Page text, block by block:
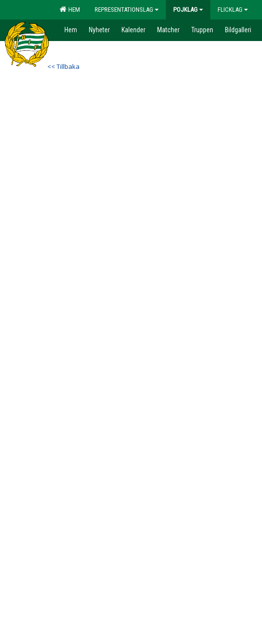
HEM REPRESENTATIONSLAG POJKLAG FLICKLAG
Hem Nyheter Kalender Matcher Truppen Bildgalleri
<< Tillbaka